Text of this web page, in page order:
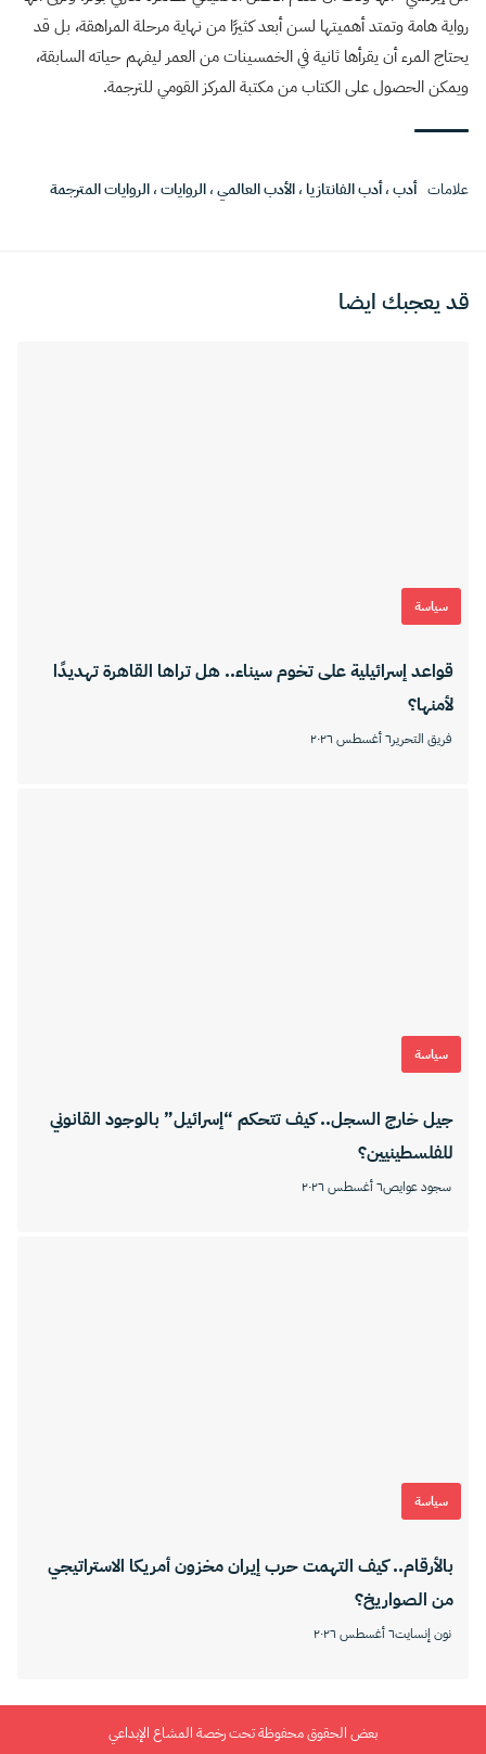
رواية هامة وتمتد أهميتها لسن أبعد كثيرًا من نهاية مرحلة المراهقة، بل قد
يحتاج المرء أن يقرأها ثانية في الخمسينات من العمر ليفهم حياته السابقة،
ويمكن الحصول على الكتاب من مكتبة المركز القومي للترجمة.
علامات أدب،أدب الفانتازيا،الأدب العالمي،الروايات،الروايات المترجمة
قد يعجبك ايضا
سياسة
قواعد إسرائيلية على تخوم سيناء.. هل تراها القاهرة تهديدًا
لأمنها؟
فريق التحرير٦ أغسطس ٢٠٢٦
سياسة
جيل خارج السجل.. كيف تتحكم “إسرائيل” بالوجود القانوني
للفلسطينيين؟
سجود عوايص٦ أغسطس ٢٠٢٦
سياسة
بالأرقام.. كيف التهمت حرب إيران مخزون أمريكا الاستراتيجي
من الصواريخ؟
نون إنسايت٦ أغسطس ٢٠٢٦
بعض الحقوق محفوظة تحت رخصة المشاع الإبداعي